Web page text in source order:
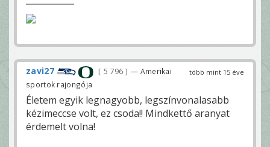
több mint 15 éve
zavi27 5 796
— Amerikai
sportok rajongója
Életem egyik legnagyobb, legszínvonalasabb
kézimeccse volt, ez csoda!! Mindkettő aranyat
érdemelt volna!